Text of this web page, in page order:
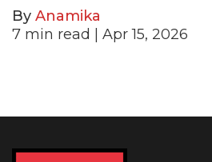
By Anamika
7 min read | Apr 15, 2026